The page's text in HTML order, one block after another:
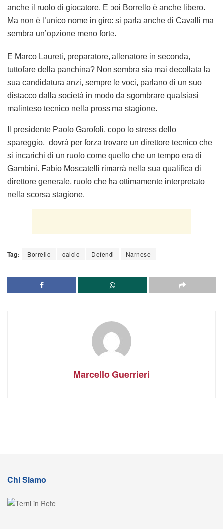
anche il ruolo di giocatore. E poi Borrello è anche libero.
Ma non è l’unico nome in giro: si parla anche di Cavalli ma
sembra un’opzione meno forte.
E Marco Laureti, preparatore, allenatore in seconda,
tuttofare della panchina? Non sembra sia mai decollata la
sua candidatura anzi, sempre le voci, parlano di un suo
distacco dalla società in modo da sgombrare qualsiasi
malinteso tecnico nella prossima stagione.
Il presidente Paolo Garofoli, dopo lo stress dello
spareggio, dovrà per forza trovare un direttore tecnico che
si incarichi di un ruolo come quello che un tempo era di
Gambini. Fabio Moscatelli rimarrà nella sua qualifica di
direttore generale, ruolo che ha ottimamente interpretato
nella scorsa stagione.
Tag: Borrello calcio Defendi Narnese
Marcello Guerrieri
Chi Siamo